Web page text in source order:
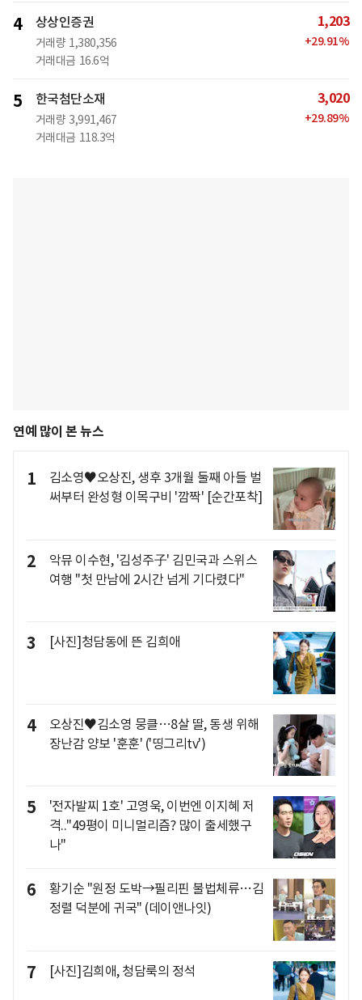
4 상상인증권
거래량 1,380,356
거래대금 16.6억
1,203
+29.91%
5 한국첨단소재
거래량 3,991,467
거래대금 118.3억
3,020
+29.89%
연예 많이 본 뉴스
1
김소영♥오상진, 생후 3개월 둘째 아들 벌
써부터 완성형 이목구비 '깜짝' [순간포착]
2
악뮤 이수현, '김성주子' 김민국과 스위스
여행 "첫 만남에 2시간 넘게 기다렸다"
3 [사진]청담동에 뜬 김희애
4
오상진♥김소영 뭉클…8살 딸, 동생 위해
장난감 양보 '훈훈' ('띵그리tv')
5
'전자발찌 1호' 고영욱, 이번엔 이지혜 저
격.."49평이 미니멀리즘? 많이 출세했구
나"
6
황기순 "원정 도박→필리핀 불법체류…김
정렬 덕분에 귀국" (데이앤나잇)
7 [사진]김희애, 청담룩의 정석